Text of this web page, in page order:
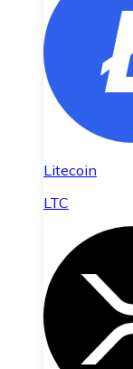
Litecoin
LTC